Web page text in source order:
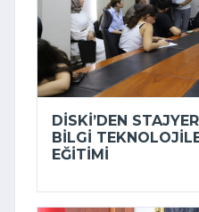
DİSKİ’DEN
BILGI
EĞITIMI